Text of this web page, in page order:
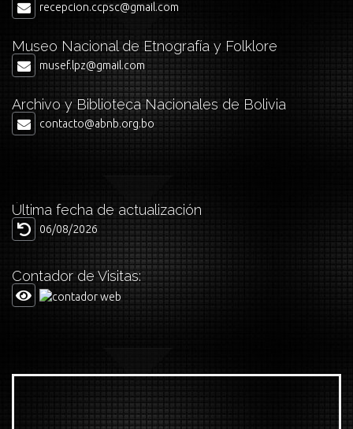
recepcion.ccpsc@gmail.com
Museo Nacional de Etnografía y Folklore
musef.lpz@gmail.com
Archivo y Biblioteca Nacionales de Bolivia
contacto@abnb.org.bo
Última fecha de actualización
06/08/2026
Contador de Visitas: